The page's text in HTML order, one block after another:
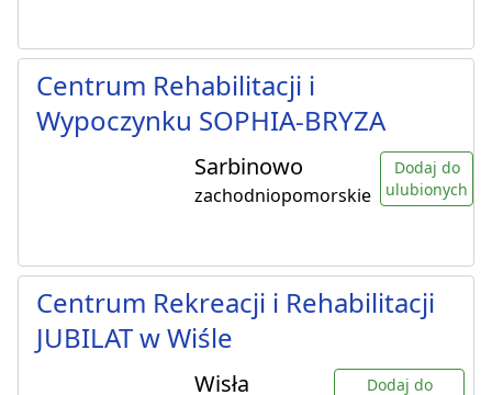
Centrum Rehabilitacji i
Wypoczynku SOPHIA-BRYZA
Sarbinowo
zachodniopomorskie
Dodaj do
ulubionych
Centrum Rekreacji i Rehabilitacji
JUBILAT w Wiśle
Wisła Dodaj do